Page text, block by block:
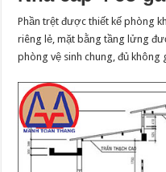
Phần trệt được thiết kế phòng
riêng lẻ, mặt bằng tầng lửng
phòng vệ sinh chung, đủ không